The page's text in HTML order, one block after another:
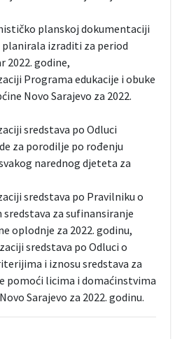
planskoj dokumentaciji
planirala izraditi za period
2022. godine,
Programa edukacije i obuke
Novo Sarajevo za 2022.
sredstava po Odluci
za porodilje po rođenju
narednog djeteta za
sredstava po Pravilniku o
za sufinansiranje
oplodnje za 2022. godinu,
sredstava po Odluci o
i iznosu sredstava za
pomoći licima i domaćinstvima
Sarajevo za 2022. godinu.